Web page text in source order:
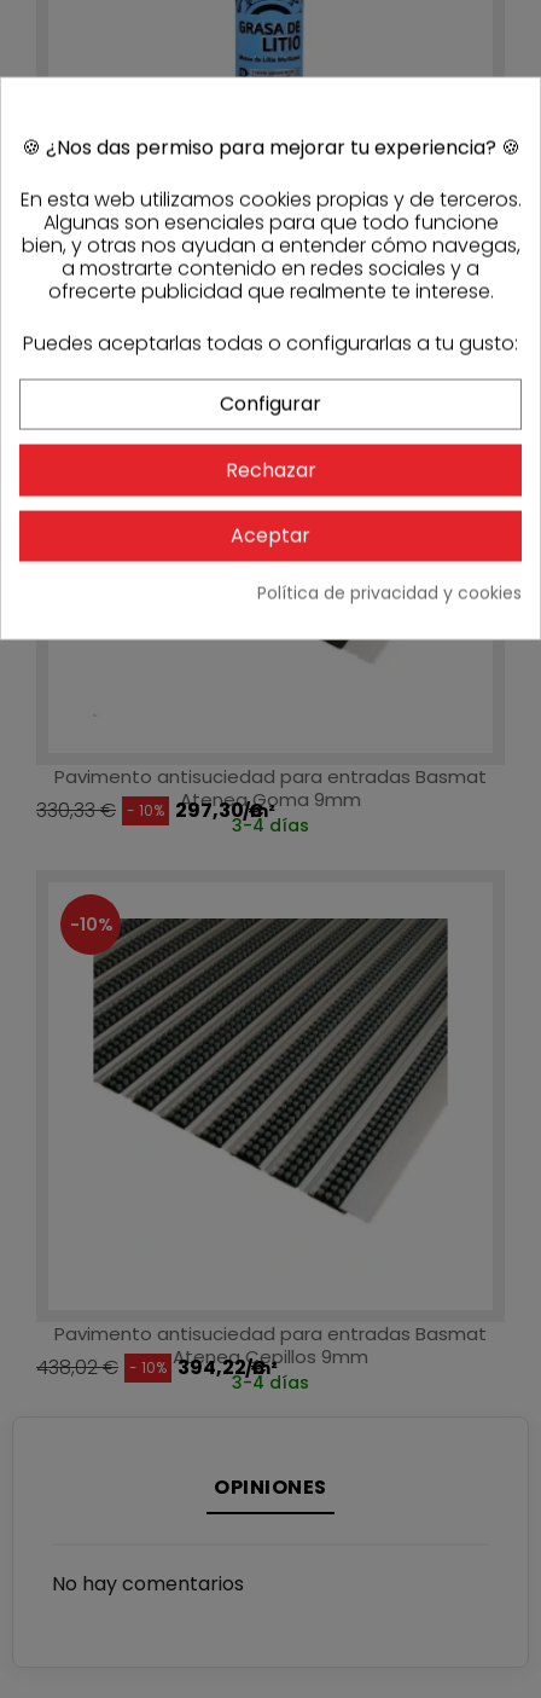
Lubricante de grasa de litio multiusos 3-EN-UNO
Profesional cartucho 400g
9,80 € - 5% 9,31 €
Stock42
Pavimento antisuciedad para entradas Basmat
Atenea Goma 9mm
330,33 € - 10% 297,30 €
/m²
3-4 días
-10%
Pavimento antisuciedad para entradas Basmat
Atenea Cepillos 9mm
438,02 € - 10% 394,22 €
/m²
3-4 días
OPINIONES
No hay comentarios
🍪 ¿Nos das permiso para mejorar tu experiencia? 🍪
En esta web utilizamos cookies propias y de terceros.
Algunas son esenciales para que todo funcione
bien, y otras nos ayudan a entender cómo navegas,
a mostrarte contenido en redes sociales y a
ofrecerte publicidad que realmente te interese.
Puedes aceptarlas todas o configurarlas a tu gusto:
Configurar
Rechazar
Aceptar
Política de privacidad y cookies